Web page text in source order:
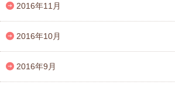
2016年11月
2016年10月
2016年9月